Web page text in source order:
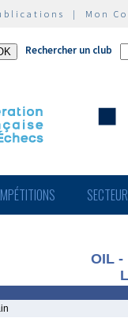
| Mon
Rechercher un club
OIL -